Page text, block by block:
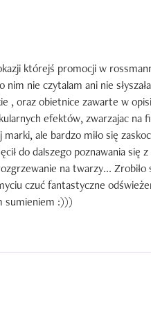
którejś promocji w
nie czytalam ani nie
, oraz obietnice zawarte w
efektów, zwarzajac na
ale bardzo miło się
do dalszego poznawania się
na twarzy... Zrobiło
czuć fantastyczne
sumieniem :)))